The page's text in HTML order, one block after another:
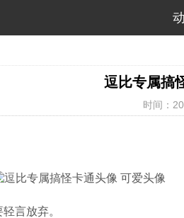
逗比专属搞
时间：
言放弃。